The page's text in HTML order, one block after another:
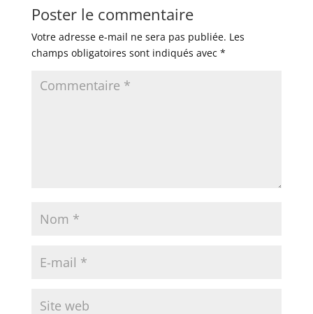
Poster le commentaire
Votre adresse e-mail ne sera pas publiée. Les
champs obligatoires sont indiqués avec *